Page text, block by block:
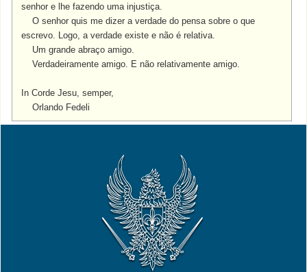
senhor e lhe fazendo uma injustiça.
O senhor quis me dizer a verdade do pensa sobre o que
escrevo. Logo, a verdade existe e não é relativa.
Um grande abraço amigo.
Verdadeiramente amigo. E não relativamente amigo.
In Corde Jesu, semper,
Orlando Fedeli